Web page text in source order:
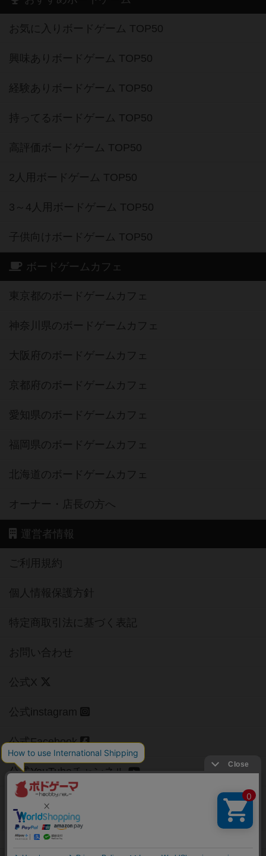
お気に入りボードゲーム TOP50
興味ありボードゲーム TOP50
経験ありボードゲーム TOP50
持ってるボードゲーム TOP50
高評価ボードゲーム TOP50
2人用ボードゲーム TOP50
3～4人用ボードゲーム TOP50
子供向けボードゲーム TOP50
ボードゲームカフェ
東京都のボードゲームカフェ
神奈川県のボードゲームカフェ
大阪府のボードゲームカフェ
京都府のボードゲームカフェ
愛知県のボードゲームカフェ
福岡県のボードゲームカフェ
北海道のボードゲームカフェ
オーナー・店長の方へ
運営者情報
ご利用規約
個人情報保護方針
特定商取引法に基づく表記
お問い合わせ
公式X
公式instagram
公式Facebook
公式YouTubeチャンネル